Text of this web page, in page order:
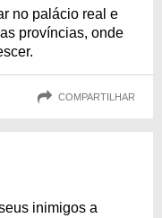
no palácio real e
províncias, onde
COMPARTILHAR
inimigos a